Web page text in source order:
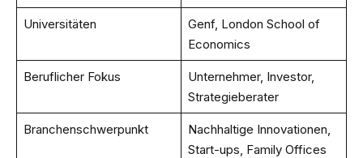
Universitäten
Genf, London School of
Economics
Beruflicher Fokus
Unternehmer, Investor,
Strategieberater
Branchenschwerpunkt
Nachhaltige Innovationen,
Start-ups, Family Offices